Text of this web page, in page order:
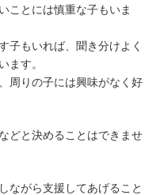
ことには慎重な子もいま
子もいれば、聞き分けよく
ます。
周りの子には興味がなく好
どと決めることはできませ
ながら支援してあげること